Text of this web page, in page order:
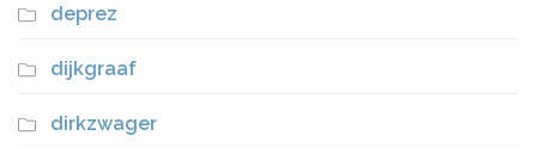
deprez
dijkgraaf
dirkzwager